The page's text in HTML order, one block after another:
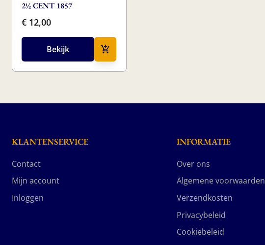
2½ CENT 1857
€ 12,00
Bekijk
KLANTENSERVICE
Contact
Mijn account
Inloggen
INFORMATIE
Over ons
Algemene voorwaarden
Verzendkosten
Privacybeleid
Cookiebeleid